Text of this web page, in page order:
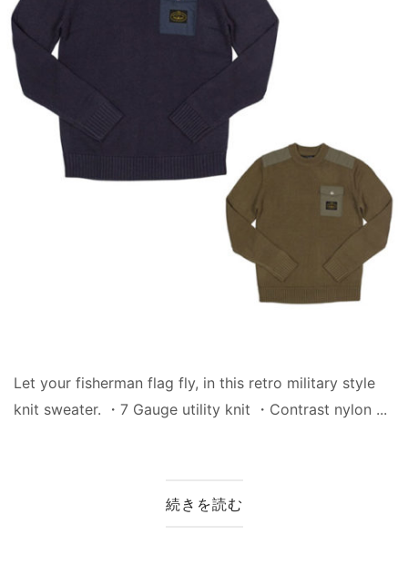
Let your fisherman flag fly, in this retro military style
knit sweater. ・7 Gauge utility knit ・Contrast nylon ...
続きを読む